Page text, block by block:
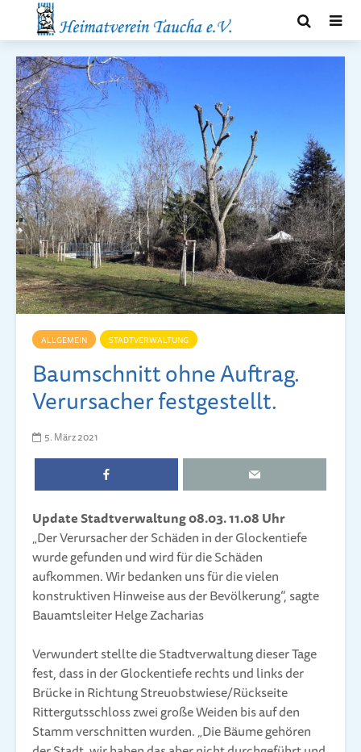
ALLGEMEIN STADTVERWALTUNG
Baumschnitt ohne Auf­trag.
Ver­ur­sa­cher fest­ge­stellt.
5. März 2021
Update Stadtverwaltung 08.03. 11.08 Uhr
„Der Verursacher der Schäden in der Glockentiefe
wurde gefunden und wird für die Schäden
aufkommen. Wir bedanken uns für die vielen
konstruktiven Hinweise aus der Bevölkerung“, sagte
Bauamtsleiter Helge Zacharias
Verwundert stellte die Stadtverwaltung dieser Tage
fest, dass in der Glockentiefe rechts und links der
Brücke in Richtung Streuobstwiese/Rückseite
Rittergutsschloss zwei große Weiden bis auf den
Stamm verschnitten wurden. „Die Bäume gehören